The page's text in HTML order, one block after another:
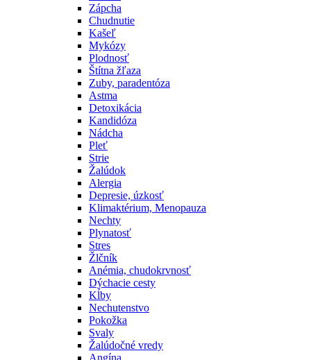
Zápcha
Chudnutie
Kašeľ
Mykózy
Plodnosť
Štítna žľaza
Zuby, paradentóza
Astma
Detoxikácia
Kandidóza
Nádcha
Pleť
Strie
Žalúdok
Alergia
Depresie, úzkosť
Klimaktérium, Menopauza
Nechty
Plynatosť
Stres
Žlčník
Anémia, chudokrvnosť
Dýchacie cesty
Kĺby
Nechutenstvo
Pokožka
Svaly
Žalúdočné vredy
Angína